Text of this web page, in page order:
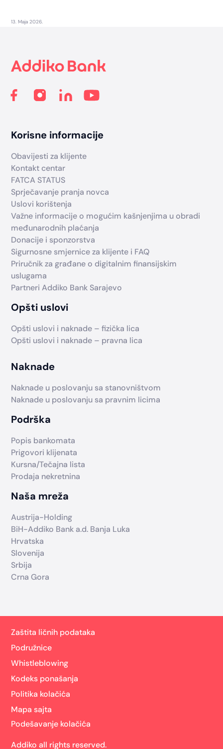
13. Maja 2026.
Korisne informacije
Obavijesti za klijente
Kontakt centar
FATCA STATUS
Sprječavanje pranja novca
Uslovi korištenja
Važne informacije o mogućim kašnjenjima u obradi
međunarodnih plaćanja
Donacije i sponzorstva
Sigurnosne smjernice za klijente i FAQ
Priručnik za građane o digitalnim finansijskim
uslugama
Partneri Addiko Bank Sarajevo
Opšti uslovi
Opšti uslovi i naknade – fizička lica
Opšti uslovi i naknade – pravna lica
Naknade
Naknade u poslovanju sa stanovništvom
Naknade u poslovanju sa pravnim licima
Podrška
Popis bankomata
Prigovori klijenata
Kursna/Tečajna lista
Prodaja nekretnina
Naša mreža
Austrija-Holding
BiH-Addiko Bank a.d. Banja Luka
Hrvatska
Slovenija
Srbija
Crna Gora
Addiko all rights reserved.
Zaštita ličnih podataka
Podružnice
Whistleblowing
Kodeks ponašanja
Politika kolačića
Mapa sajta
Podešavanje kolačića